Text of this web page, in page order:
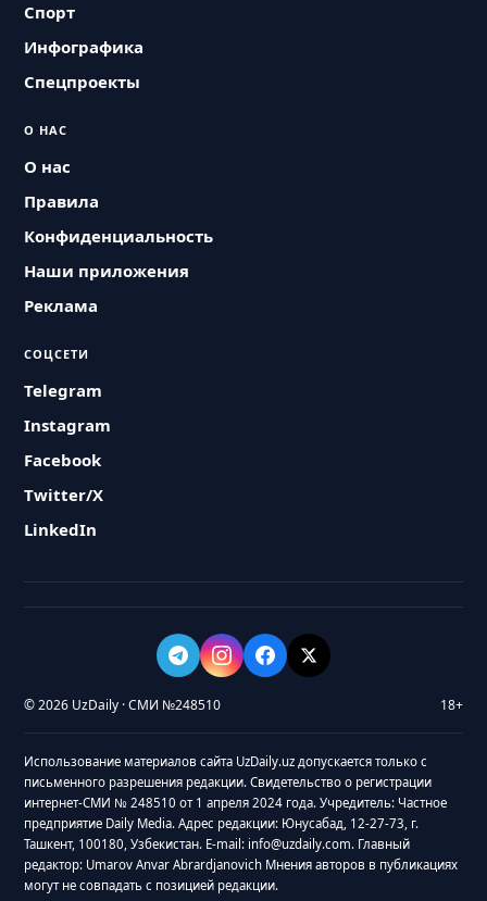
Спорт
Инфографика
Спецпроекты
О НАС
О нас
Правила
Конфиденциальность
Наши приложения
Реклама
СОЦСЕТИ
Telegram
Instagram
Facebook
Twitter/X
LinkedIn
© 2026 UzDaily · СМИ №248510 18+
Использование материалов сайта UzDaily.uz допускается только с
письменного разрешения редакции. Свидетельство о регистрации
интернет-СМИ № 248510 от 1 апреля 2024 года. Учредитель: Частное
предприятие Daily Media. Адрес редакции: Юнусабад, 12-27-73, г.
Ташкент, 100180, Узбекистан. E-mail: info@uzdaily.com. Главный
редактор: Umarov Anvar Abrardjanovich Мнения авторов в публикациях
могут не совпадать с позицией редакции.